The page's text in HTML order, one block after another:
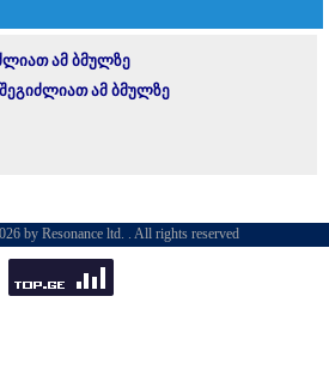
ამ ბმულზე
შეგიძლიათ ამ ბმულზე
by Resonance ltd. . All rights reserved